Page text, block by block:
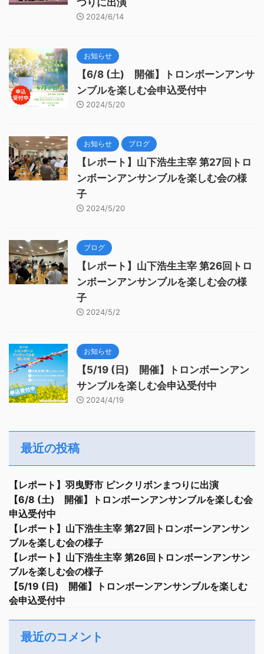
つりに出演
2024/6/14
お知らせ
【6/8 (土) 開催】トロンボーンアンサ
ンブルを楽しむ会申込受付中
2024/5/20
お知らせ ブログ
【レポート】山下浩生主宰 第27回トロ
ンボーンアンサンブルを楽しむ会の様
子
2024/5/20
ブログ
【レポート】山下浩生主宰 第26回トロ
ンボーンアンサンブルを楽しむ会の様
子
2024/5/2
お知らせ
【5/19 (日) 開催】トロンボーンアン
サンブルを楽しむ会申込受付中
2024/4/19
最近の投稿
【レポート】羽曳野市 ピンクリボンまつりに出演
【6/8 (土) 開催】トロンボーンアンサンブルを楽しむ会
申込受付中
【レポート】山下浩生主宰 第27回トロンボーンアンサン
ブルを楽しむ会の様子
【レポート】山下浩生主宰 第26回トロンボーンアンサン
ブルを楽しむ会の様子
【5/19 (日) 開催】トロンボーンアンサンブルを楽しむ
会申込受付中
最近のコメント